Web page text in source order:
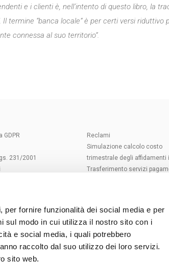
fornire funzionalità dei social media e per
sul modo in cui utilizza il nostro sito con i
e social media, i quali potrebbero
raccolto dal suo utilizzo dei loro servizi.
sito web.
e i clienti è, nell’intento di questo libro, la
termine “banca locale” è per certi versi
connessa al suo territorio”.
GDPR
231/2001
Dati
parti
Reclami
Simulazione calcolo costo
trimestrale degli affidamenti
Trasferimento servizi